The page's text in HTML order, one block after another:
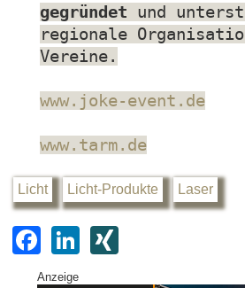
gegründet und
regionale
Vereine.
www.joke-event.de
www.tarm.de
Licht Licht-Produkte Laser
F
a
Li
Anzeige